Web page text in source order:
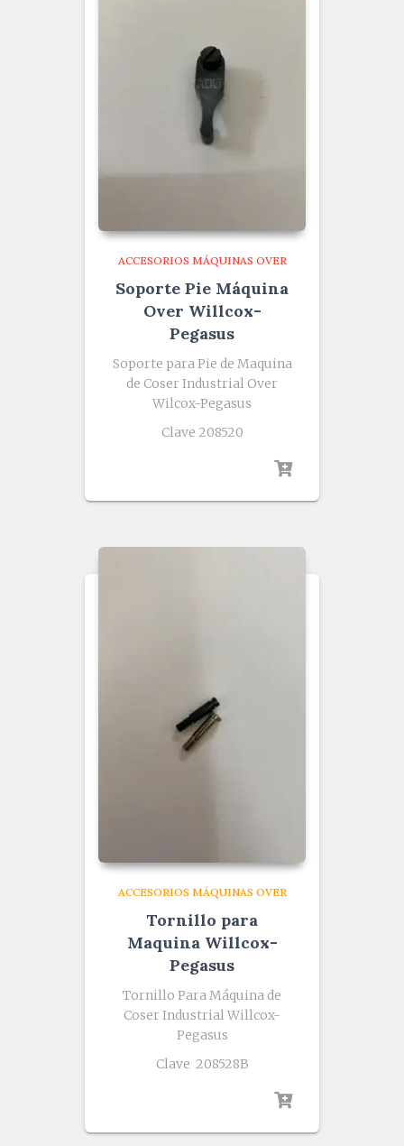
ACCESORIOS MÁQUINAS OVER
Soporte Pie Máquina
Over Willcox-
Pegasus
Soporte para Pie de Maquina
de Coser Industrial Over
Wilcox-Pegasus
Clave 208520
ACCESORIOS MÁQUINAS OVER
Tornillo para
Maquina Willcox-
Pegasus
Tornillo Para Máquina de
Coser Industrial Willcox-
Pegasus
Clave 208528B